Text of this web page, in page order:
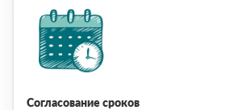
Согласование сроков